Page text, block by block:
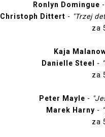
Ronlyn Domingue -
Christoph Dittert - "Trzej
za
Kaja
Danielle Steel -
za
Peter Mayle -
Marek Harny -
za